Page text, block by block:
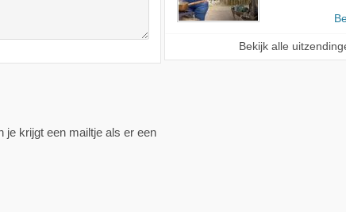
Bekijk alle
je krijgt een mailtje als er een